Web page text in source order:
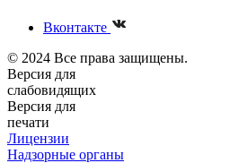
Вконтакте
© 2024 Все права защищены.
Версия для
слабовидящих
Версия для
печати
Лицензии
Надзорные органы